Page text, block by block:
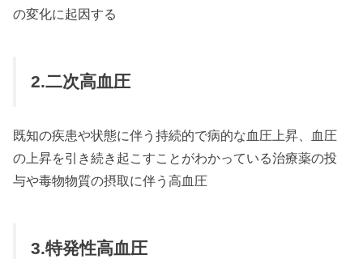
の変化に起因する
2.二次高血圧
既知の疾患や状態に伴う持続的で病的な血圧上昇、血圧
の上昇を引き続き起こすことがわかっている治療薬の投
与や毒物物質の摂取に伴う高血圧
3.特発性高血圧